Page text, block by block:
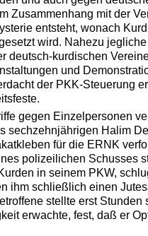
Zusammenhang mit der
entsteht, wonach
wird. Nahezu
deutsch-kurdischen
und
der PKK-Steuerung
gegen Einzelpersonen
sechzehnjährigen Halim
für die ERNK
polizeilichen Schusses
in seinem PKW,
ihm schließlich einen
stellte erst Stunden
erwachte, fest, daß er